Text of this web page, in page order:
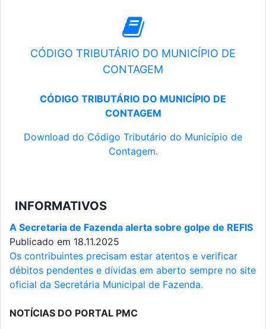
CÓDIGO TRIBUTÁRIO DO MUNICÍPIO DE
CONTAGEM
CÓDIGO TRIBUTÁRIO DO MUNICÍPIO DE
CONTAGEM
Download do Código Tributário do Município de
Contagem.
INFORMATIVOS
A Secretaria de Fazenda alerta sobre golpe de REFIS
Publicado em 18.11.2025
Os contribuintes precisam estar atentos e verificar
débitos pendentes e dívidas em aberto sempre no site
oficial da Secretária Municipal de Fazenda.
NOTÍCIAS DO PORTAL PMC